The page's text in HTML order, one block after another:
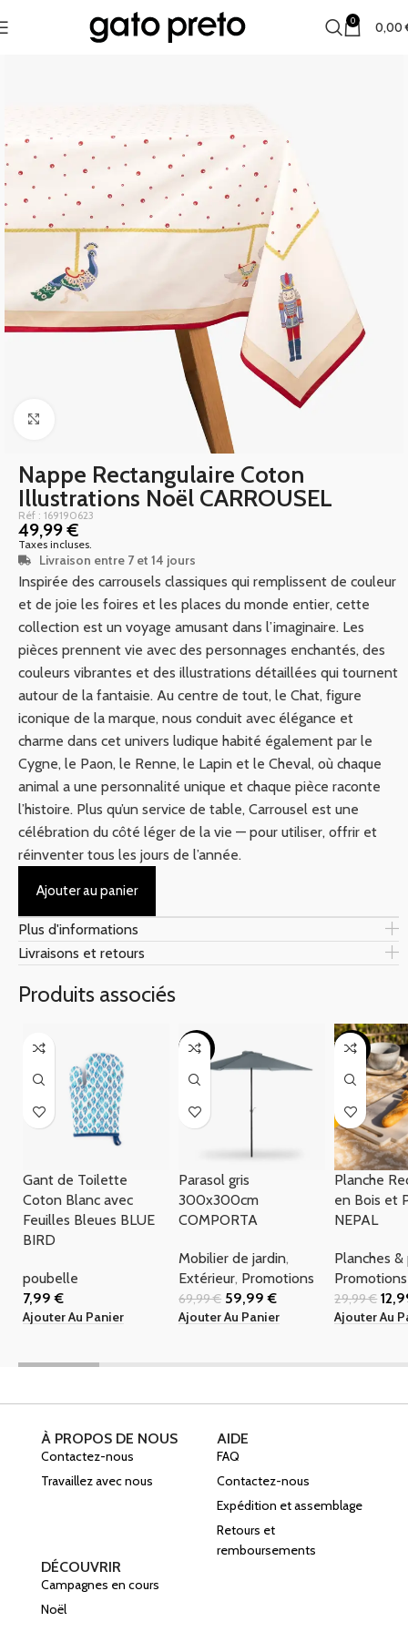
0 0,00
Nappe Rectangulaire Coton
Illustrations Noël CARROUSEL
Réf : 169190623
49,99€
Taxes incluses.
Livraison entre 7 et 14 jours
Inspirée des carrousels classiques qui remplissent de couleur
et de joie les foires et les places du monde entier, cette
collection est un voyage amusant dans l’imaginaire. Les
pièces prennent vie avec des personnages enchantés, des
couleurs vibrantes et des illustrations détaillées qui tournent
autour de la fantaisie. Au centre de tout, le Chat, figure
iconique de la marque, nous conduit avec élégance et
charme dans cet univers ludique habité également par le
Cygne, le Paon, le Renne, le Lapin et le Cheval, où chaque
animal a une personnalité unique et chaque pièce raconte
l’histoire. Plus qu’un service de table, Carrousel est une
célébration du côté léger de la vie — pour utiliser, offrir et
réinventer tous les jours de l’année.
Ajouter au panier
Plus d'informations
Livraisons et retours
Produits associés
Gant de Toilette
Coton Blanc avec
Feuilles Bleues BLUE
BIRD
poubelle
7,99€
Ajouter Au Panier
-14%
Parasol gris
300x300cm
COMPORTA
Mobilier de jardin,
Extérieur, Promotions
69,99€ 59,99€
Ajouter Au Panier
-57%
Planche
en Bois et
NEPAL
Planches
Promotions
29,99€
Ajouter Au
À PROPOS DE NOUS
Contactez-nous
Travaillez avec nous
AIDE
FAQ
Contactez-nous
Expédition et assemblage
Retours et
remboursements
DÉCOUVRIR
Campagnes en cours
Noël